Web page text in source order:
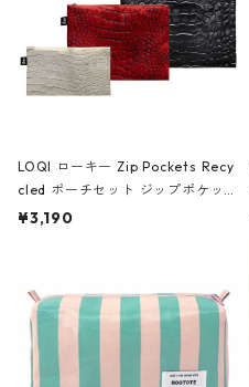
LOQI ローキー Zip Pockets Recy
cled ポーチセット ジップポケット
ファスナーポーチ 撥水加工 トラベ
ーガンディー、オフホワイト
¥3,190